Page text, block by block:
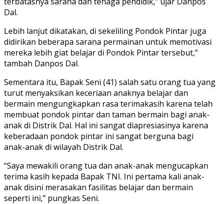
Dal.
Lebih lanjut dikatakan, di sekeliling Pondok Pintar juga
didirikan beberapa sarana permainan untuk memotivasi
mereka lebih giat belajar di Pondok Pintar tersebut,”
tambah Danpos Dal.
Sementara itu, Bapak Seni (41) salah satu orang tua yang
turut menyaksikan keceriaan anaknya belajar dan
bermain mengungkapkan rasa terimakasih karena telah
membuat pondok pintar dan taman bermain bagi anak-
anak di Distrik Dal. Hal ini sangat diapresiasinya karena
keberadaan pondok pintar ini sangat berguna bagi
anak-anak di wilayah Distrik Dal.
“Saya mewakili orang tua dan anak-anak mengucapkan
terima kasih kepada Bapak TNI. Ini pertama kali anak-
anak disini merasakan fasilitas belajar dan bermain
seperti ini,” pungkas Seni.